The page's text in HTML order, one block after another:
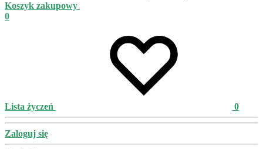
Koszyk zakupowy
0
Lista życzeń 0
Zaloguj się